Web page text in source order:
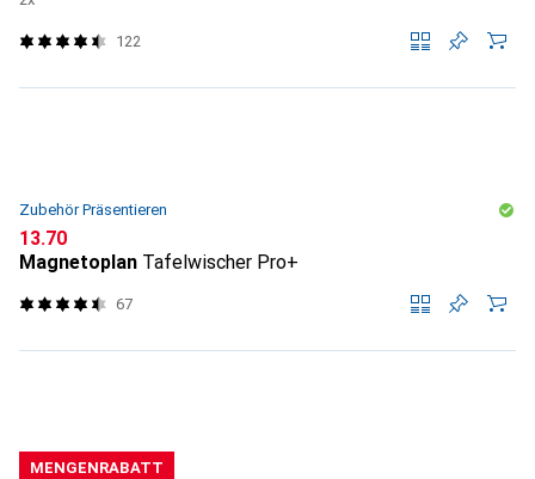
122
Zubehör Präsentieren
CHF
13.70
Magnetoplan Tafelwischer Pro+
67
MENGENRABATT